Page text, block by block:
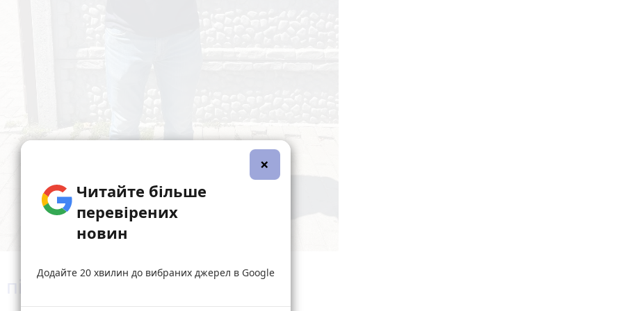
підйоми і шалена швидкість
×
Читайте більше
перевірених
новин
Додайте 20 хвилин до вибраних джерел в Google